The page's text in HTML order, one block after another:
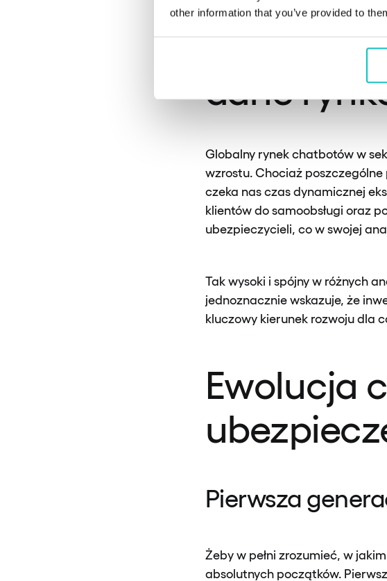
other information that you’ve provided to
Chatboty
dane
Globalny rynek chatbotów w
wzrostu. Chociaż
czeka nas czas dynamicznej
klientów do samoobsługi oraz
ubezpieczycieli, co w swojej
Tak wysoki i spójny w różnych
jednoznacznie wskazuje, że
kluczowy kierunek rozwoju dla
Ewolucja
Pierwsza
Żeby w pełni zrozumieć, w
absolutnych początków.